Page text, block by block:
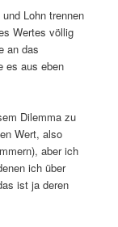
Lohn trennen
Wertes völlig
an das
es aus eben
Dilemma zu
Wert, also
aber ich
ich über
ist ja deren